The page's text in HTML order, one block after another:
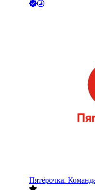
Пятёрочка.